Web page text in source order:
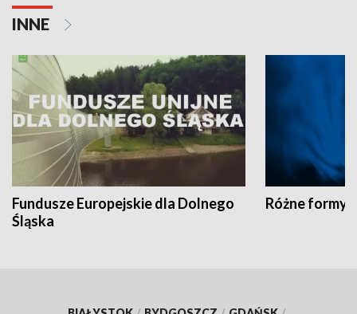
INNE
Fundusze Europejskie dla Dolnego
Śląska
Różne formy